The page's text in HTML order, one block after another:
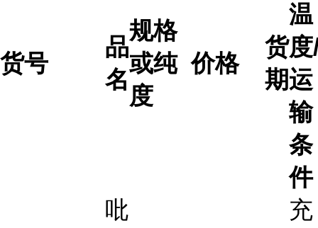
货号
品
名
规格
或纯
度
价格
货
期
温
度
运
输
条
件
吡
充